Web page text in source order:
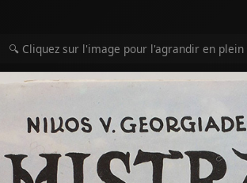
🔍 Cliquez sur l'image pour l'agrandir en plein